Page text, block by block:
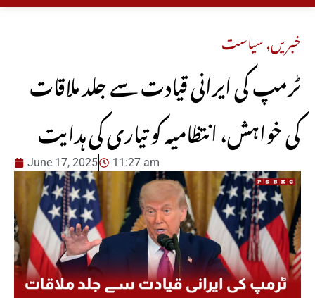
خبریں,سیاست
ٹرمپ کی ایرانی قیادت سے جلد ملاقات
کی خواہش، انتظامیہ کو تیاری کی ہدایت
June 17, 2025 11:27 am